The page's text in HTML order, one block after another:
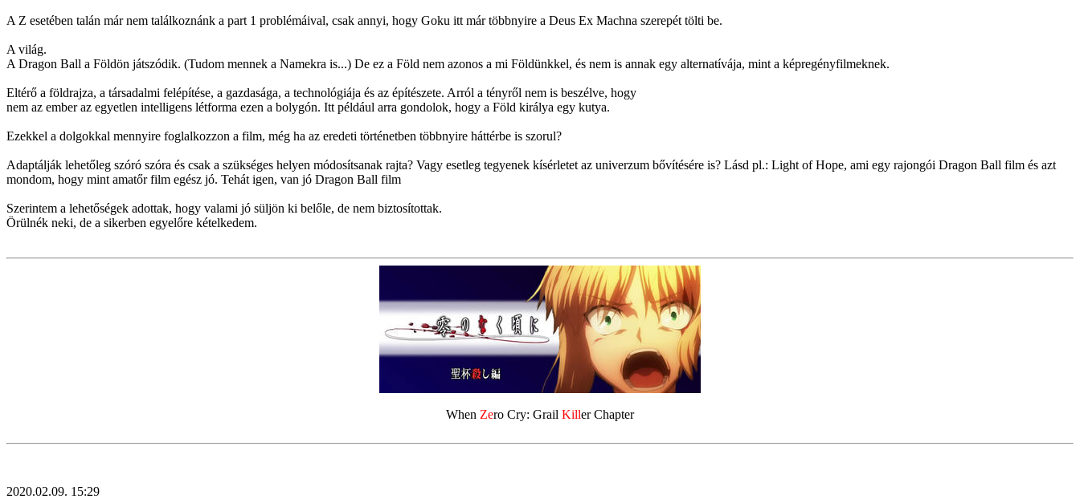
A Z esetében talán már nem találkoznánk a part 1 problémáival, csak annyi, hogy Goku itt már többnyire a Deus Ex Machna szerepét tölti be.
A világ.
A Dragon Ball a Földön játszódik. (Tudom mennek a Namekra is...) De ez a Föld nem azonos a mi Földünkkel, és nem is annak egy alternatívája, mint a képregényfilmeknek.
Eltérő a földrajza, a társadalmi felépítése, a gazdasága, a technológiája és az építészete. Arról a tényről nem is beszélve, hogy
nem az ember az egyetlen intelligens létforma ezen a bolygón. Itt például arra gondolok, hogy a Föld királya egy kutya.
Ezekkel a dolgokkal mennyire foglalkozzon a film, még ha az eredeti történetben többnyire háttérbe is szorul?
Adaptálják lehetőleg szóró szóra és csak a szükséges helyen módosítsanak rajta? Vagy esetleg tegyenek kísérletet az univerzum bővítésére is? Lásd pl.: Light of Hope, ami egy rajongói Dragon Ball film és azt
mondom, hogy mint amatőr film egész jó. Tehát igen, van jó Dragon Ball film
Szerintem a lehetőségek adottak, hogy valami jó süljön ki belőle, de nem biztosítottak.
Örülnék neki, de a sikerben egyelőre kételkedem.
When Zero Cry: Grail Killer Chapter
2020.02.09. 15:29